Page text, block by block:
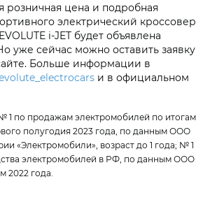
розничная цена и подробная
электрический кроссовер
EVOLUTE i‑JET будет объявлена
уже сейчас можно оставить заявку
Больше информации в
и в официальном
1 по продажам электромобилей по итогам
полугодия 2023 года, по данным ООО
«Электромобили», возраст до 1 года; № 1
электромобилей в РФ, по данным ООО
2022 года.